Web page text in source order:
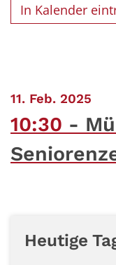
In Kalender
11. Feb. 2025
10:30
Heutige